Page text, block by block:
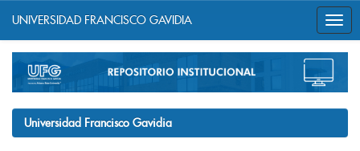
navigation
UNIVERSIDAD FRANCISCO GAVIDIA
Universidad Francisco Gavidia